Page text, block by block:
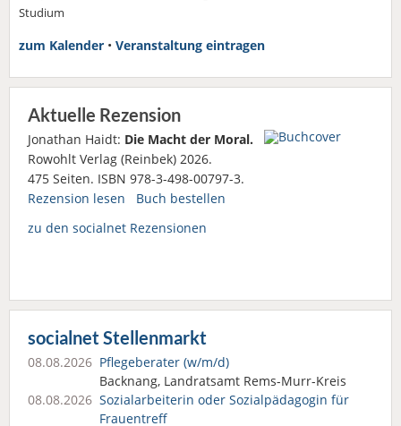
Studium
zum Kalender • Veranstaltung eintragen
Aktuelle Rezension
Jonathan Haidt: Die Macht der Moral.
Rowohlt Verlag (Reinbek) 2026.
475 Seiten. ISBN 978-3-498-00797-3.
Rezension lesen
Buch bestellen
zu den socialnet Rezensionen
socialnet Stellenmarkt
08.08.2026 Pflegeberater (w/m/d)
Backnang, Landratsamt Rems-Murr-Kreis
08.08.2026 Sozialarbeiterin oder Sozialpädagogin für
Frauentreff